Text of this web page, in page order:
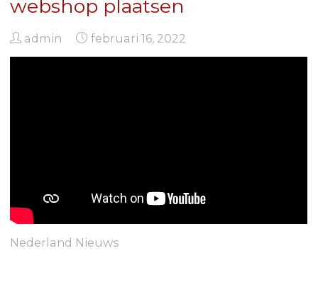
webshop plaatsen
admin februari 16, 2022
Nederland Nieuws